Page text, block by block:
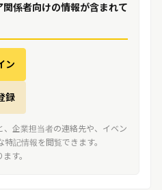
関係者向けの情報が含まれて
ン
録
、企業担当者の連絡先や、イベン
記情報を閲覧できます。
す。